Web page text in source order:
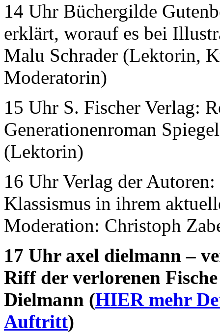
14 Uhr Büchergilde
erklärt, worauf es bei
Malu Schrader (Lektorin,
Moderatorin)
15 Uhr S. Fischer Verlag:
Generationenroman
(Lektorin)
16 Uhr Verlag der
Klassismus in ihrem
Moderation: Christoph
17 Uhr axel dielmann –
Riff der verlorenen
Dielmann (HIER mehr
Auftritt)